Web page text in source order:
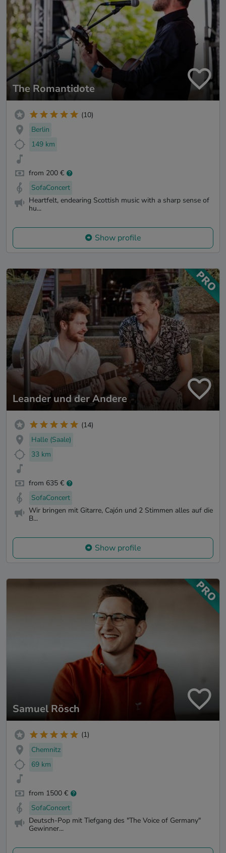
The Romantidote
(10)
Berlin
149 km
from 200 €
SofaConcert
Heartfelt, endearing Scottish music with a sharp sense of
hu...
Show profile
Leander und der Andere
(14)
Halle (Saale)
33 km
from 635 €
SofaConcert
Wir bringen mit Gitarre, Cajón und 2 Stimmen alles auf die
B...
Show profile
Samuel Rösch
(1)
Chemnitz
69 km
from 1500 €
SofaConcert
Deutsch-Pop mit Tiefgang des "The Voice of Germany"
Gewinner...